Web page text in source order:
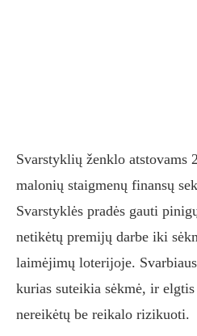
Svarstyklių ženklo atstovams
malonių staigmenų finansų
Svarstyklės pradės gauti
netikėtų premijų darbe iki
laimėjimų loterijoje.
kurias suteikia sėkmė, ir
nereikėtų be reikalo rizikuoti.